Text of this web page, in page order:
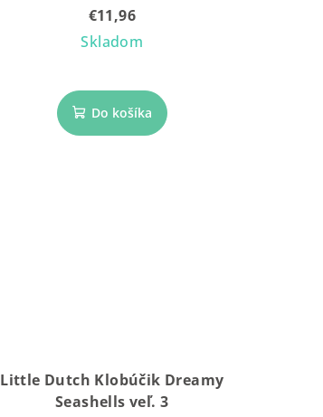
€11,96
Skladom
Do košíka
Little Dutch Klobúčik Dreamy
Seashells veľ. 3